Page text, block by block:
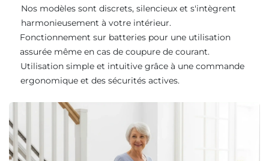
Nos modèles sont discrets, silencieux et s'intègrent
harmonieusement à votre intérieur.
Fonctionnement sur batteries pour une utilisation
assurée même en cas de coupure de courant.
Utilisation simple et intuitive grâce à une commande
ergonomique et des sécurités actives.